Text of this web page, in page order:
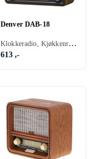
Denver DAB-18
Klokkeradio, Kjøkkenradio, Stasjonær radio, Bærbar radio, FM, AM, DAB, DAB+, Batteri, Nettstrøm, RDS-radio, Klokkeradio med alarm, Display, Retro Radio, Analog 3,5mm-inngang
613 ,-